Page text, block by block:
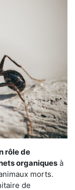
rôle de
organiques à
morts.
de